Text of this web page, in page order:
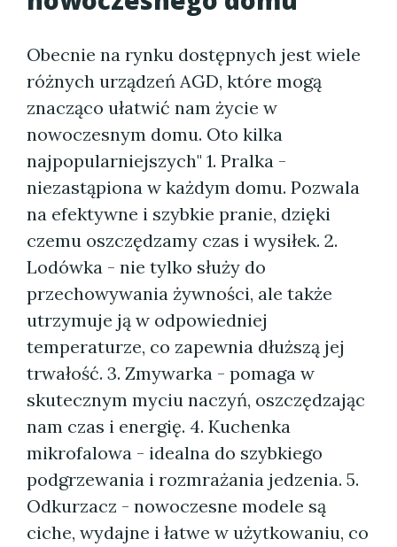
Obecnie na rynku dostępnych jest wiele
różnych urządzeń AGD, które mogą
znacząco ułatwić nam życie w
nowoczesnym domu. Oto kilka
najpopularniejszych" 1. Pralka -
niezastąpiona w każdym domu. Pozwala
na efektywne i szybkie pranie, dzięki
czemu oszczędzamy czas i wysiłek. 2.
Lodówka - nie tylko służy do
przechowywania żywności, ale także
utrzymuje ją w odpowiedniej
temperaturze, co zapewnia dłuższą jej
trwałość. 3. Zmywarka - pomaga w
skutecznym myciu naczyń, oszczędzając
nam czas i energię. 4. Kuchenka
mikrofalowa - idealna do szybkiego
podgrzewania i rozmrażania jedzenia. 5.
Odkurzacz - nowoczesne modele są
ciche, wydajne i łatwe w użytkowaniu, co